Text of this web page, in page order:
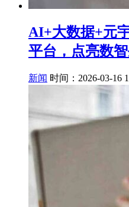
AI+大数据+元
平台，点亮数
新闻 时间：2026-03-16